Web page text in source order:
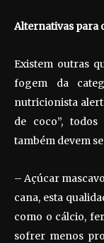
Alternativas para
Existem outras
fogem da
nutricionista
de coco”,
também devem
– Açúcar
cana, esta
como o cálcio,
sofrer menos